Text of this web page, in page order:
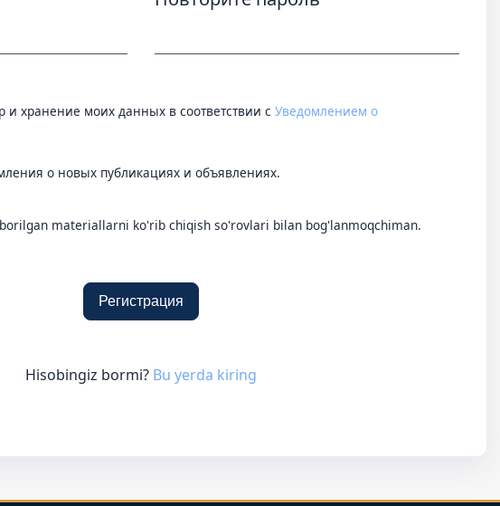
и хранение моих данных в соответствии сУведомлением о
о новых публикациях и объявлениях.
materiallarni ko'rib chiqish so'rovlari bilan bog'lanmoqchiman.
Регистрация
Hisobingiz bormi? Bu yerda kiring